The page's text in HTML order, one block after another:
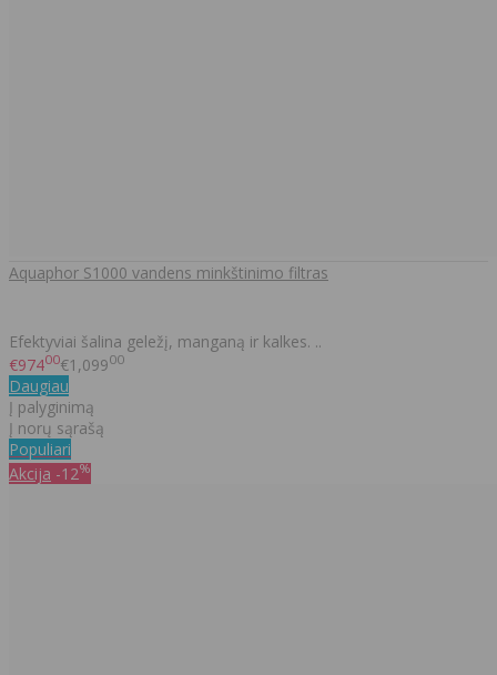
Aquaphor S1000 vandens minkštinimo filtras
Efektyviai šalina geležį, manganą ir kalkes. ..
€97400€1,09900
Daugiau
Į palyginimą
Į norų sąrašą
Populiari
Akcija -12%